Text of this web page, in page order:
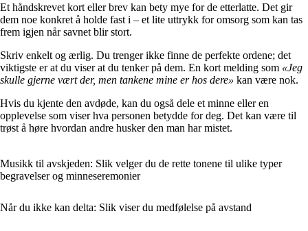
Et håndskrevet kort eller brev kan bety mye for de etterlatte. Det gir
dem noe konkret å holde fast i – et lite uttrykk for omsorg som kan tas
frem igjen når savnet blir stort.
Skriv enkelt og ærlig. Du trenger ikke finne de perfekte ordene; det
viktigste er at du viser at du tenker på dem. En kort melding som «Jeg
skulle gjerne vært der, men tankene mine er hos dere» kan være nok.
Hvis du kjente den avdøde, kan du også dele et minne eller en
opplevelse som viser hva personen betydde for deg. Det kan være til
trøst å høre hvordan andre husker den man har mistet.
Musikk til avskjeden: Slik velger du de rette tonene til ulike typer
begravelser og minneseremonier
Når du ikke kan delta: Slik viser du medfølelse på avstand